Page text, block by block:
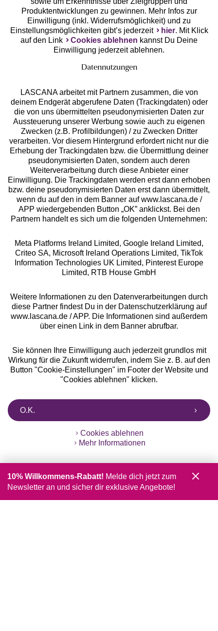
Services
Beratung
Über uns
Rechtliches
Alle Preise inkl. MwSt., zzgl.
Versandkosten
** Bonität vorausgesetzt, berechtigt zur Bonitätsprüfung
Produktentwicklungen zu gewinnen. Mehr Infos zur
Einwilligung (inkl. Widerrufsmöglichkeit) und zu
Einstellungsmöglichkeiten gibt’s jederzeit
hier. Mit Klick
auf den Link
Cookies ablehnen kannst Du Deine
Einwilligung jederzeit ablehnen.
Datennutzungen
LASCANA arbeitet mit Partnern zusammen, die von
deinem Endgerät abgerufene Daten (Trackingdaten) oder
die von uns übermittelten pseudonymisierten Daten zur
Aussteuerung unserer Werbung sowie auch zu eigenen
Zwecken (z.B. Profilbildungen) / zu Zwecken Dritter
verarbeiten. Vor diesem Hintergrund erfordert nicht nur die
Erhebung der Trackingdaten bzw. die Übermittlung deiner
pseudonymisierten Daten, sondern auch deren
Weiterverarbeitung durch diese Anbieter einer
Einwilligung. Die Trackingdaten werden erst dann erhoben
bzw. deine pseudonymisierten Daten erst dann übermittelt,
wenn du auf den in dem Banner auf www.lascana.de /
APP wiedergebenden Button „OK” anklickst. Bei den
Partnern handelt es sich um die folgenden Unternehmen:
Meta Platforms Ireland Limited, Google Ireland Limited,
Criteo SA, Microsoft Ireland Operations Limited, TikTok
Information Technologies UK Limited, Pinterest Europe
Limited, RTB House GmbH
Weitere Informationen zu den Datenverarbeitungen durch
diese Partner findest Du in der Datenschutzerklärung auf
www.lascana.de / APP. Die Informationen sind außerdem
über einen Link in dem Banner abrufbar.
Sie können Ihre Einwilligung auch jederzeit grundlos mit
Wirkung für die Zukunft widerrufen, indem Sie z. B. auf den
Button "Cookie-Einstellungen" im Footer der Website und
"Cookies ablehnen" klicken.
O.K.
Cookies ablehnen
Mehr Informationen
10% Willkommens-Rabatt! Melde dich jetzt zum
Newsletter an und sicher dir exklusive Angebote!